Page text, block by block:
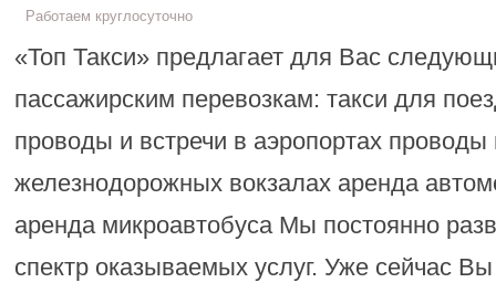
Работаем круглосуточно
«Топ Такси» предлагает для Вас
пассажирским перевозкам: такси для
проводы и встречи в аэропортах проводы
железнодорожных вокзалах аренда
аренда микроавтобуса Мы постоянно
спектр оказываемых услуг. Уже сейчас